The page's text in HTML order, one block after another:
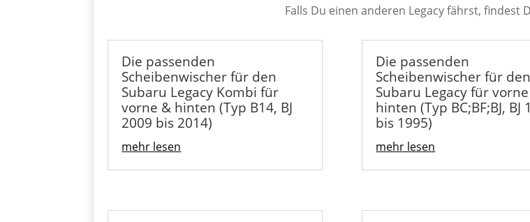
Falls Du einen anderen Legacy fährst, findest
Die passenden
Scheibenwischer für den
Subaru Legacy Kombi für
vorne & hinten (Typ B14, BJ
2009 bis 2014)
mehr lesen
Die passenden
Scheibenwischer für den
Subaru Legacy für
hinten (Typ BC;BF;BJ, BJ
bis 1995)
mehr lesen